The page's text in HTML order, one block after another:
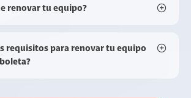
renovar tu equipo?
requisitos para renovar tu equipo